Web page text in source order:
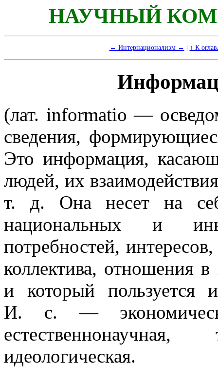
НАУЧНЫЙ
← Интернационализм ← | ↑ К
(лат. informatio —
сведения,
Это информация,
людей, их
т. д. Она несет на
национальных и
потребностей,
коллектива, отношения
и который пользуется
И. с. —
естественнонаучная,
идеологическая.